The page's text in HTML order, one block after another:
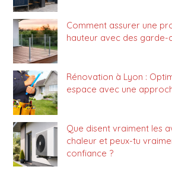
Comment assurer une
hauteur avec des garde-
Rénovation à Lyon :
espace avec une
Que disent vraiment les
chaleur et peux-tu
confiance ?